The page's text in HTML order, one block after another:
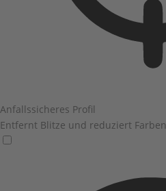
Anfallssicheres Profil
Entfernt Blitze und reduziert Farben